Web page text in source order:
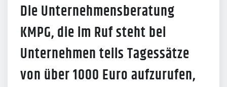
Die Unternehmensberatung
KMPG, die im Ruf steht bei
Unternehmen teils Tagessätze
von über 1000 Euro aufzurufen,